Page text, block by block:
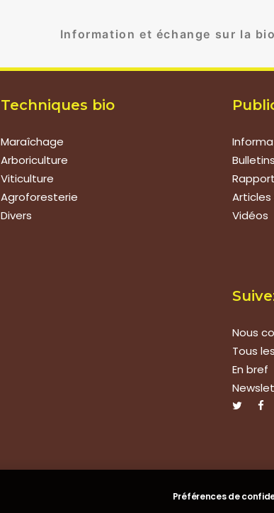
Information et échange sur la
Techniques bio
Maraîchage
Arboriculture
Viticulture
Agroforesterie
Divers
Bulletins
Vidéos
Nous
Tous
En bref
Préférences de